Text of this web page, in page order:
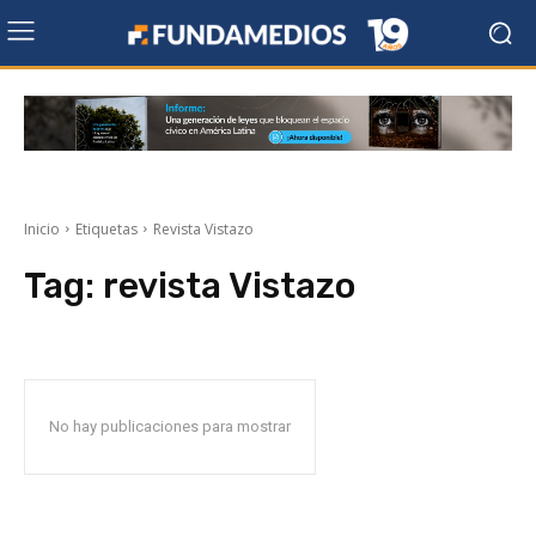
Inicio Etiquetas Revista Vistazo
Tag: revista Vistazo
No hay publicaciones para mostrar